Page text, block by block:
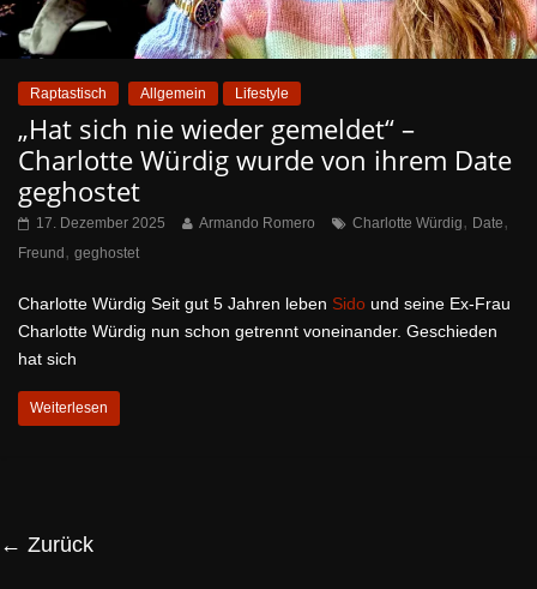
Raptastisch Allgemein Lifestyle
„Hat sich nie wieder gemeldet“ –
Charlotte Würdig wurde von ihrem Date
geghostet
17. Dezember 2025 Armando Romero Charlotte Würdig, Date,
Freund, geghostet
Charlotte Würdig Seit gut 5 Jahren leben Sido und seine Ex-Frau
Charlotte Würdig nun schon getrennt voneinander. Geschieden
hat sich
Weiterlesen
← Zurück